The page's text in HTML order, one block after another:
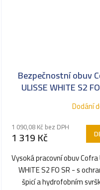
Bezpečnostní obuv
ULISSE WHITE S2
Dodání
1 090,08 Kč bez DPH
1 319 Kč
Vysoká pracovní obuv Cofra
WHITE S2 FO SR - s
špicí a hydrofobním